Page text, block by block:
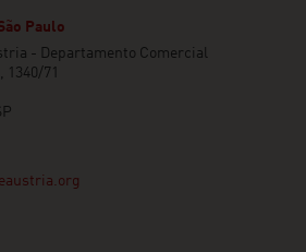
Paulo
- Departamento Comercial
1340/71